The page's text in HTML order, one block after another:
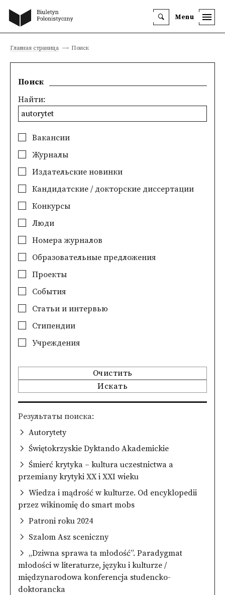
Menu
Главная страница Поиск
Поиск
Найти:
Вакансии
Журналы
Издательские новинки
Кандидатские / докторские диссертации
Конкурсы
Люди
Номера журналов
Образовательные предложения
Проекты
События
Статьи и интервью
Стипендии
Учреждения
Очистить
Искать
Pезультаты поиска
Autorytety
Świętokrzyskie Dyktando Akademickie
Śmierć krytyka – kultura uczestnictwa a
przemiany krytyki XX i XXI wieku
Wiedza i mądrość w kulturze. Od encyklopedii
przez wikinomię do smart mobs
Patroni roku 2024
Szalom Asz sceniczny
„Dziwna sprawa ta młodość”. Paradygmat
młodości w literaturze, języku i kulturze /
międzynarodowa konferencja studencko-
doktorancka